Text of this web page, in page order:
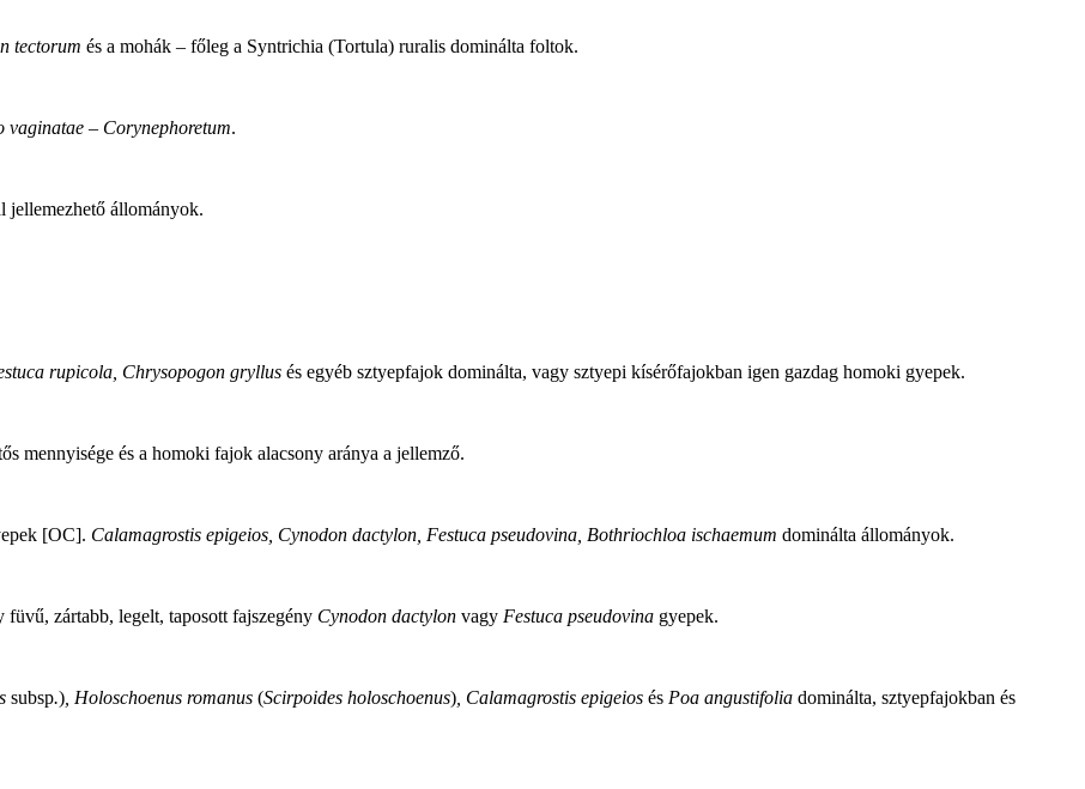
tectorum és a mohák – főleg a Syntrichia (Tortula) ruralis dominálta foltok.
vaginatae – Corynephoretum.
jellemezhető állományok.
rupicola, Chrysopogon gryllus és egyéb sztyepfajok dominálta, vagy sztyepi kísérőfajokban igen gazdag homoki gyepek.
mennyisége és a homoki fajok alacsony aránya a jellemző.
[OC]. Calamagrostis epigeios, Cynodon dactylon, Festuca pseudovina, Bothriochloa ischaemum dominálta állományok.
zártabb, legelt, taposott fajszegény Cynodon dactylon vagy Festuca pseudovina gyepek.
subsp.) , Holoschoenus romanus (Scirpoides holoschoenus) , Calamagrostis epigeios és Poa angustifolia dominálta, sztyepfajokban és